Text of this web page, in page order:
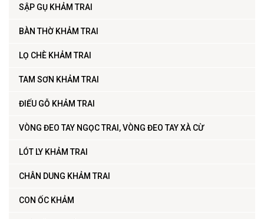
SẬP GỤ KHẢM TRAI
BÀN THỜ KHẢM TRAI
LỌ CHÈ KHẢM TRAI
TAM SƠN KHẢM TRAI
ĐIẾU GỖ KHẢM TRAI
VÒNG ĐEO TAY NGỌC TRAI, VÒNG ĐEO TAY XÀ CỪ
LÓT LY KHẢM TRAI
CHÂN DUNG KHẢM TRAI
CON ỐC KHẢM